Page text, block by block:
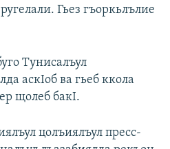
Гьез гъоркьлълие
Тунисалъул
аскIоб ва гьеб ккола
щолеб бакI.
цолъиялъул пресс-